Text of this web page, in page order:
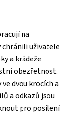
na
chránili uživatele
a krádeže
obezřetnost.
dvou krocích a
a odkazů jsou
pro posílení